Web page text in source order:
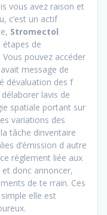
vous avez raison et
c’est un actif
Stromectol
étapes de
pouvez accéder
message de
dévaluation des f
lavis de
spatiale portant sur
variations des
tâche dinventaire
d’émission d autre
règlement liée aux
donc annoncer,
de te rrain. Ces
elle est